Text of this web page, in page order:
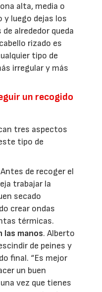
alta, media o
y luego dejas los
alrededor queda
rizado es
tipo de
irregular y más
un recogido
tres aspectos
tipo de
Antes de recoger el
trabajar la
secado
crear ondas
térmicas.
las manos. Alberto
de peines y
final. “Es mejor
un buen
vez que tienes